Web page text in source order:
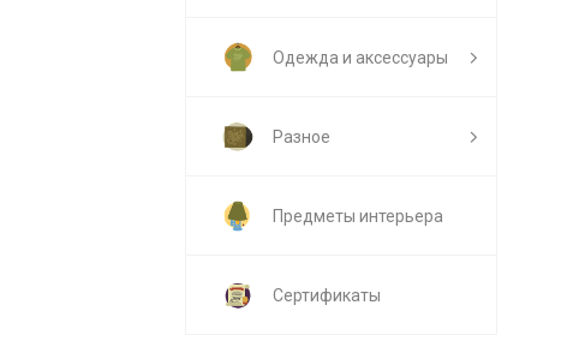
Одежда и аксессуары
Разное
Предметы интерьера
Сертификаты